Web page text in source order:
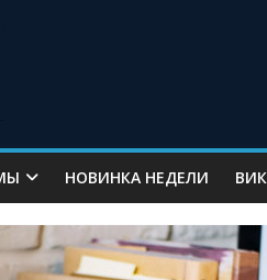
НОВИНКА НЕДЕЛИ